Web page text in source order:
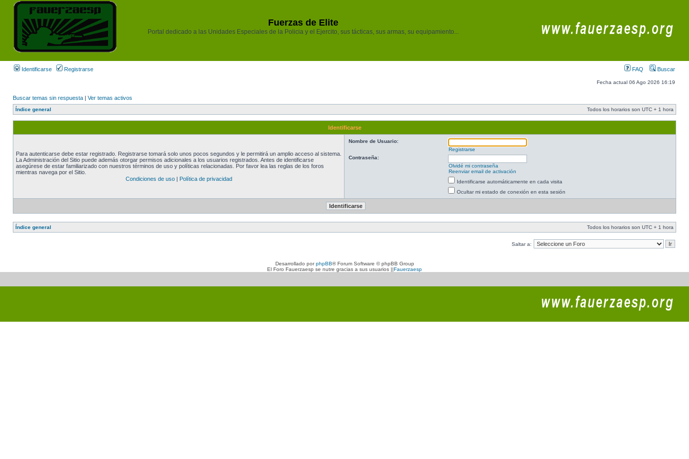
Fuerzas de Elite
Portal dedicado a las Unidades Especiales de la Policia y el Ejercito, sus tácticas, sus armas, su equipamiento...
Identificarse Registrarse FAQ Buscar
Fecha actual 06 Ago 2026 16:19
Buscar temas sin respuesta | Ver temas activos
Índice general Todos los horarios son UTC + 1 hora
Identificarse
Para autenticarse debe estar registrado. Registrarse tomará solo unos pocos segundos y le permitirá un amplio acceso al sistema.
La Administración del Sitio puede además otorgar permisos adicionales a los usuarios registrados. Antes de identificarse
asegúrese de estar familiarizado con nuestros términos de uso y políticas relacionadas. Por favor lea las reglas de los foros
mientras navega por el Sitio.
Condiciones de uso| Política de privacidad
Nombre de Usuario:
Registrarse
Contraseña:
Olvidé mi contraseña
Reenviar email de activación
Identificarse automáticamente en cada visita
Ocultar mi estado de conexión en esta sesión
Índice general Todos los horarios son UTC + 1 hora
Saltar a:
Desarrollado porphpBB® Forum Software © phpBB Group
El Foro Fauerzaesp se nutre gracias a sus usuarios ||Fauerzaesp